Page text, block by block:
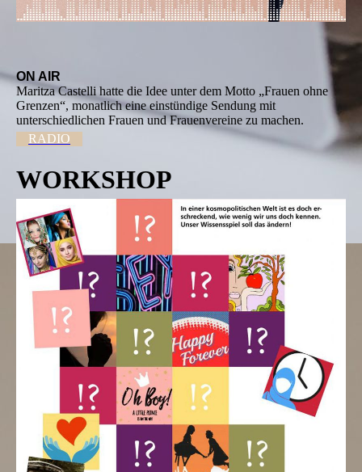
ON AIR
Maritza Castelli hatte die Idee unter dem Motto „Frauen ohne
Grenzen“, monatlich eine einstündige Sendung mit
unterschiedlichen Frauen und Frauenvereine zu machen.
RADIO
WORKSHOP